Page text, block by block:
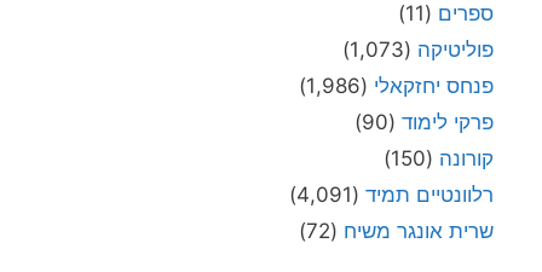
ספרים (11)
פוליטיקה (1,073)
פנחס יחזקאלי (1,986)
פרקי לימוד (90)
קורונה (150)
רלוונטיים תמיד (4,091)
שרית אונגר משיח (72)